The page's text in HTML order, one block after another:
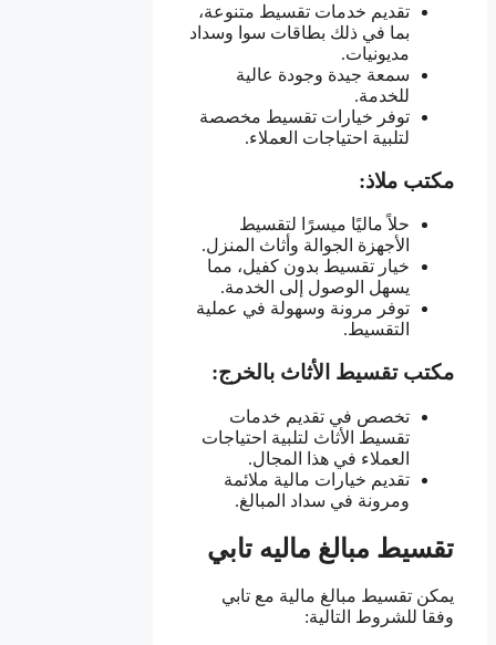
تقديم خدمات تقسيط متنوعة،
بما في ذلك بطاقات سوا وسداد
مديونيات.
سمعة جيدة وجودة عالية
للخدمة.
توفر خيارات تقسيط مخصصة
لتلبية احتياجات العملاء.
مكتب ملاذ:
حلاً ماليًا ميسرًا لتقسيط
الأجهزة الجوالة وأثاث المنزل.
خيار تقسيط بدون كفيل، مما
يسهل الوصول إلى الخدمة.
توفر مرونة وسهولة في عملية
التقسيط.
مكتب تقسيط الأثاث بالخرج:
تخصص في تقديم خدمات
تقسيط الأثاث لتلبية احتياجات
العملاء في هذا المجال.
تقديم خيارات مالية ملائمة
ومرونة في سداد المبالغ.
تقسيط مبالغ ماليه تابي
يمكن تقسيط مبالغ مالية مع تابي
وفقا للشروط التالية: